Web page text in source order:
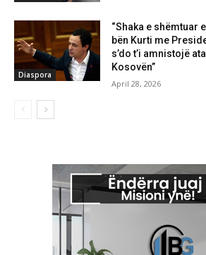
Diaspora
“Shaka e shëmtuar
bën Kurti me
s’do t’i amnistojë
Kosovën”
April 28, 2026